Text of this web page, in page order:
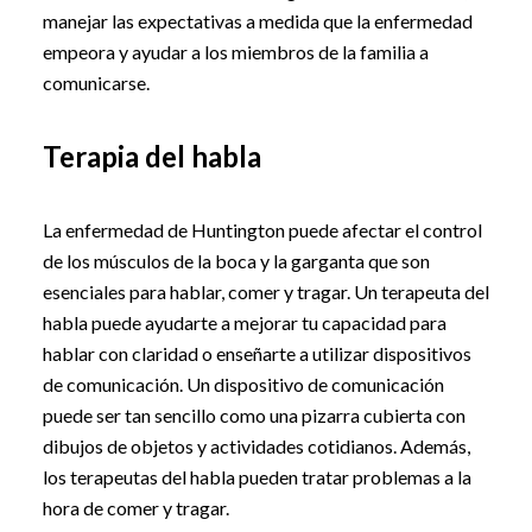
manejar las expectativas a medida que la enfermedad
empeora y ayudar a los miembros de la familia a
comunicarse.
Terapia del habla
La enfermedad de Huntington puede afectar el control
de los músculos de la boca y la garganta que son
esenciales para hablar, comer y tragar. Un terapeuta del
habla puede ayudarte a mejorar tu capacidad para
hablar con claridad o enseñarte a utilizar dispositivos
de comunicación. Un dispositivo de comunicación
puede ser tan sencillo como una pizarra cubierta con
dibujos de objetos y actividades cotidianos. Además,
los terapeutas del habla pueden tratar problemas a la
hora de comer y tragar.